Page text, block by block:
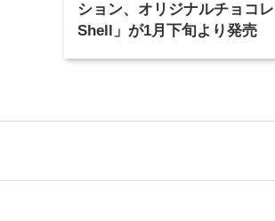
ション、オリジナルチョコ
Shell」が1月下旬より発売